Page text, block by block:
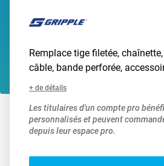
Remplace tige filetée,
câble, bande perforée,
+ de détails
Les titulaires d'un compte pro
personnalisés et peuvent
depuis leur espace pro.